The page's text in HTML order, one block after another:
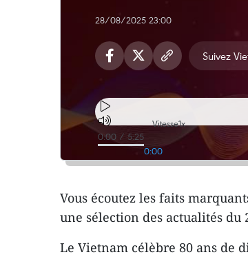
28/08/2025 23:00
Suivez
0:00 / 5:25
0:00
Vitesse1x
Vous écoutez les faits
une sélection des actualités du
Le Vietnam célèbre 80 ans de